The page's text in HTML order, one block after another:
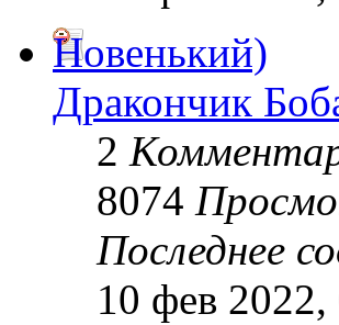
Новенький)
Дракончик
2
8074
Последнее
10 фев 2022,